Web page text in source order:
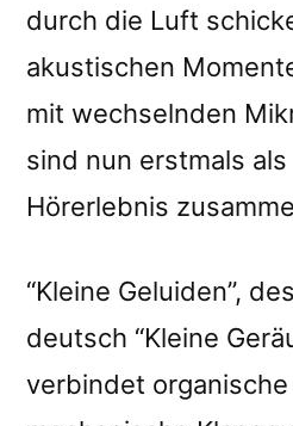
durch die Luft
akustischen
mit wechselnden
sind nun erstmals
Hörerlebnis
“Kleine Geluiden”,
deutsch “Kleine
verbindet organische